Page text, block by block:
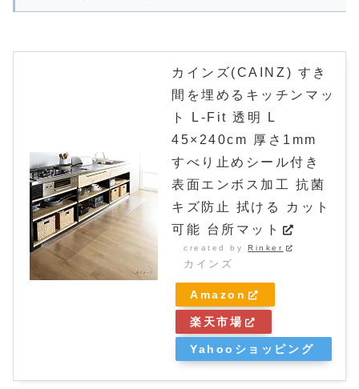
カインズ(CAINZ) すき
間を埋めるキッチンマッ
ト L-Fit 透明 L
45×240cm 厚さ1mm
すべり止めシール付き
表面エンボス加工 抗菌
キズ防止 拭ける カット
可能 台所マット
created byRinker
カインズ
Amazon
楽天市場
Yahooショッピング